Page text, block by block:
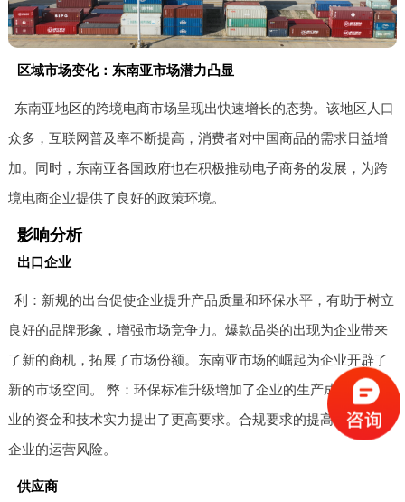
区域市场变化：东南亚市场潜力凸显
东南亚地区的跨境电商市场呈现出快速增长的态势。该地区人口
众多，互联网普及率不断提高，消费者对中国商品的需求日益增
加。同时，东南亚各国政府也在积极推动电子商务的发展，为跨
境电商企业提供了良好的政策环境。
影响分析
出口企业
利：新规的出台促使企业提升产品质量和环保水平，有助于树立
良好的品牌形象，增强市场竞争力。爆款品类的出现为企业带来
了新的商机，拓展了市场份额。东南亚市场的崛起为企业开辟了
新的市场空间。 弊：环保标准升级增加了企业的生产成本，对企
业的资金和技术实力提出了更高要求。合规要求的提高也增加了
企业的运营风险。
供应商